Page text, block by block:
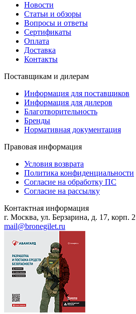
Новости
Статьи и обзоры
Вопросы и ответы
Сертификаты
Оплата
Доставка
Контакты
Поставщикам и дилерам
Информация для поставщиков
Информация для дилеров
Благотворительность
Бренды
Нормативная документация
Правовая информация
Условия возврата
Политика конфиденциальности
Согласие на обработку ПС
Согласие на рассылку
Контактная информация
г. Москва, ул. Берзарина, д. 17, корп. 2
mail@bronegilet.ru